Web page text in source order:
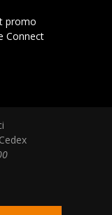
promo
Connect